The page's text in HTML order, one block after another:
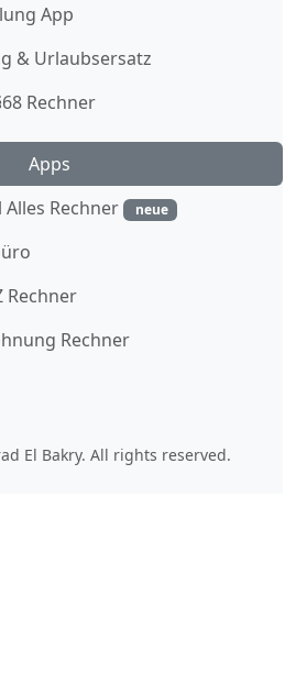
App
& Urlaubsersatz
Rechner
Apps
Alles Rechner
neue
Rechner
Rechner
El Bakry. All rights reserved.